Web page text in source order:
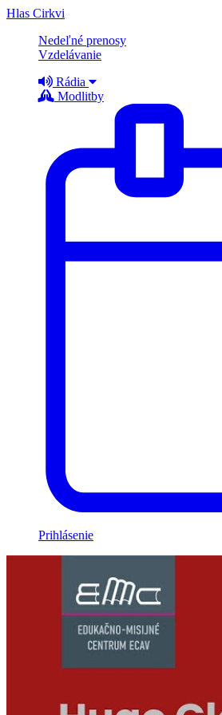
Hlas Cirkvi
Nedeľné prenosy
Vzdelávanie
Rádia
Modlitby
Prihlásenie